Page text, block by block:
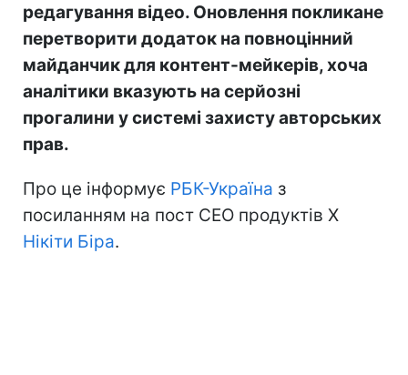
редагування відео. Оновлення покликане
перетворити додаток на повноцінний
майданчик для контент-мейкерів, хоча
аналітики вказують на серйозні
прогалини у системі захисту авторських
прав.
Про це інформує РБК-Україна з
посиланням на пост CEO продуктів X
Нікіти Біра.